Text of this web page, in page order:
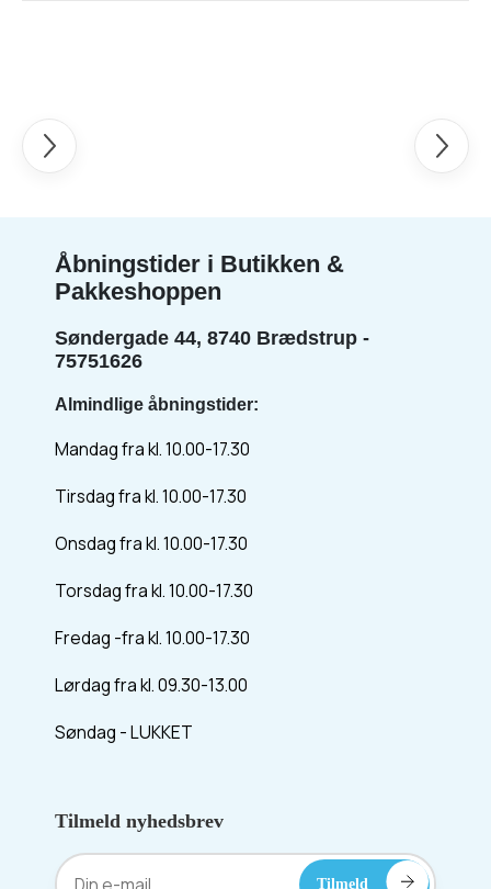
Forrige Næste
Åbningstider i Butikken &
Pakkeshoppen
Søndergade 44, 8740 Brædstrup -
75751626
Almindlige åbningstider:
Mandag fra kl. 10.00-17.30
Tirsdag fra kl. 10.00-17.30
Onsdag fra kl. 10.00-17.30
Torsdag fra kl. 10.00-17.30
Fredag -fra kl. 10.00-17.30
Lørdag fra kl. 09.30-13.00
Søndag - LUKKET
Tilmeld nyhedsbrev